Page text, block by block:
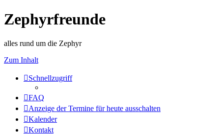
Zephyrfreunde
alles rund um die Zephyr
Zum Inhalt
Schnellzugriff
FAQ
Anzeige der Termine für heute ausschalten
Kalender
Kontakt